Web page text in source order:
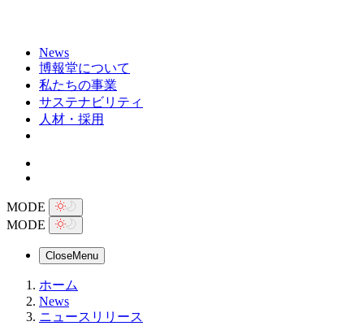
News
博報堂について
私たちの事業
サステナビリティ
人材・採用
MODE
MODE
CloseMenu
ホーム
News
ニュースリリース